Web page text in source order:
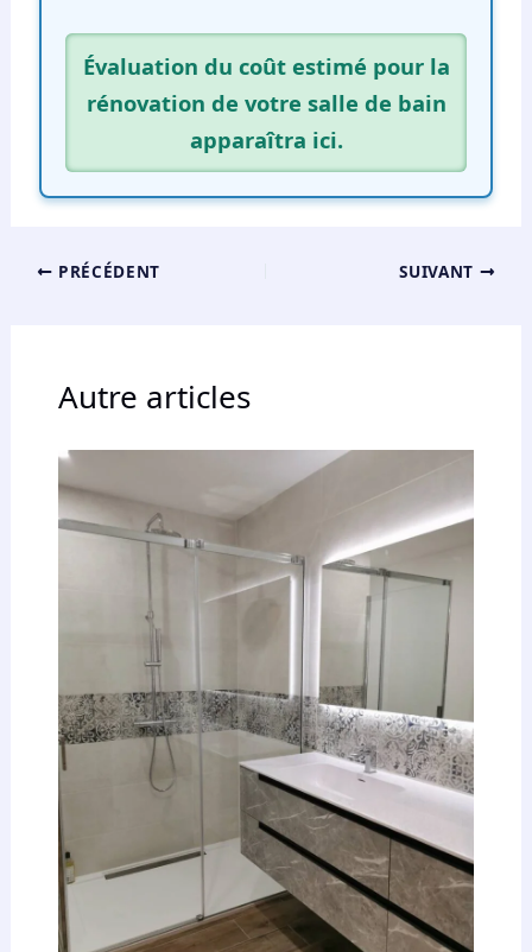
Évaluation du coût estimé pour la
rénovation de votre salle de bain
apparaîtra ici.
PRÉCÉDENT SUIVANT
Autre articles